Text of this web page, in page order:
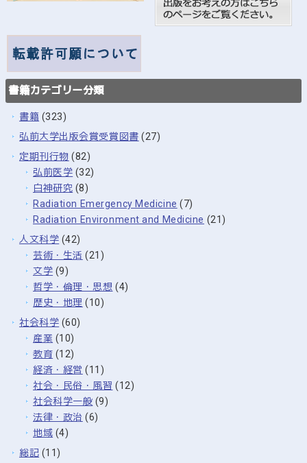
書籍カテゴリー分類
書籍 (323)
弘前大学出版会賞受賞図書 (27)
定期刊行物 (82)
弘前医学 (32)
白神研究 (8)
Radiation Emergency Medicine (7)
Radiation Environment and Medicine (21)
人文科学 (42)
芸術・生活 (21)
文学 (9)
哲学・倫理・思想 (4)
歴史・地理 (10)
社会科学 (60)
産業 (10)
教育 (12)
経済・経営 (11)
社会・民俗・風習 (12)
社会科学一般 (9)
法律・政治 (6)
地域 (4)
総記 (11)